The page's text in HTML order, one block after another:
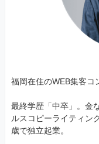
福岡在住のWEB集客コ
最終学歴「中卒」。金
ルスコピーライティン
歳で独立起業。